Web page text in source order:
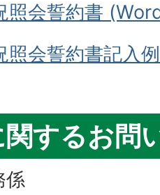
照会誓約書
照会誓約書記入
するお問
係